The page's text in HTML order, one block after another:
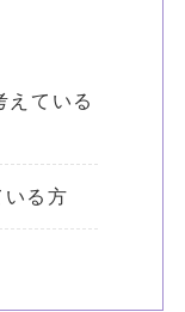
えている
る方